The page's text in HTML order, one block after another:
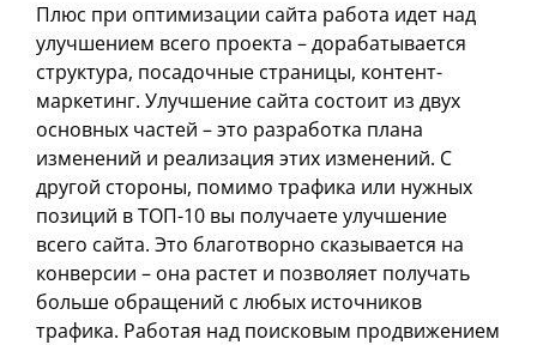
Плюс при оптимизации сайта работа идет над
улучшением всего проекта – дорабатывается
структура, посадочные страницы, контент-
маркетинг. Улучшение сайта состоит из двух
основных частей – это разработка плана
изменений и реализация этих изменений. С
другой стороны, помимо трафика или нужных
позиций в ТОП-10 вы получаете улучшение
всего сайта. Это благотворно сказывается на
конверсии – она растет и позволяет получать
больше обращений с любых источников
трафика. Работая над поисковым продвижением